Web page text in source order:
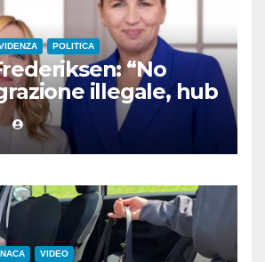
POLITICA
“No
illegale, hub
in Paesi terzi”
VIDEO